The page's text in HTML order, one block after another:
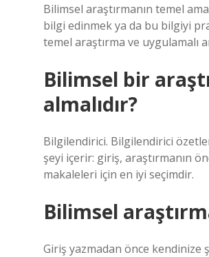
Bilimsel araştırmanın temel
bilgi edinmek ya da bu bilgiyi
temel araştırma ve uygulamalı
Bilimsel bir
almalıdır?
Bilgilendirici. Bilgilendirici
şeyi içerir: giriş, araştırmanın
makaleleri için en iyi seçimdir.
Bilimsel
Giriş yazmadan önce kendinize